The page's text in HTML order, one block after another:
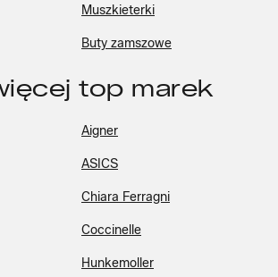
Muszkieterki
Buty zamszowe
top marek
Aigner
ASICS
Chiara Ferragni
Coccinelle
Hunkemoller